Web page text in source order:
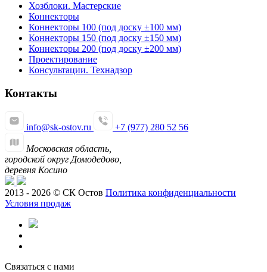
Хозблоки. Мастерские
Коннекторы
Коннекторы 100 (под доску ±100 мм)
Коннекторы 150 (под доску ±150 мм)
Коннекторы 200 (под доску ±200 мм)
Проектирование
Консультации. Технадзор
Контакты
info@sk-ostov.ru +7 (977) 280 52 56
Московская область,
городской округ Домодедово,
деревня Косино
2013 - 2026 © СК Остов Политика конфиденциальности
Условия продаж
Связаться с нами